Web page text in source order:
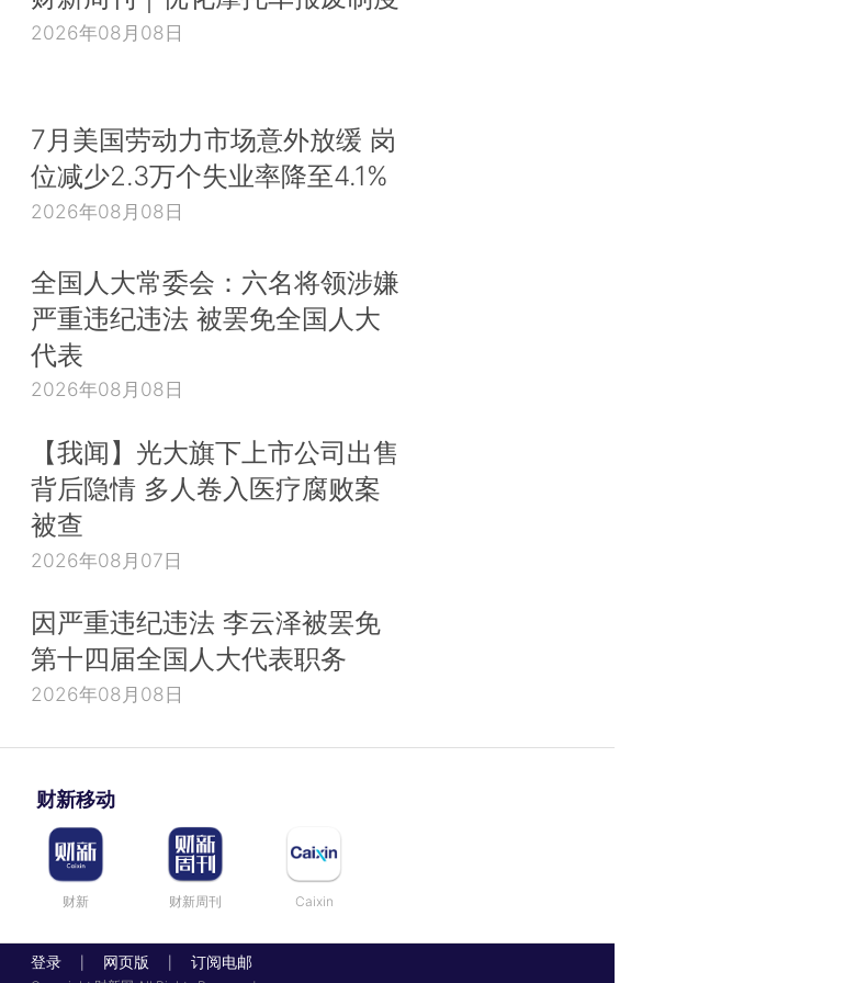
2026年08月08日
7月美国劳动力市场意外放缓 岗
位减少2.3万个失业率降至4.1%
2026年08月08日
全国人大常委会：六名将领涉嫌
严重违纪违法 被罢免全国人大
代表
2026年08月08日
【我闻】光大旗下上市公司出售
背后隐情 多人卷入医疗腐败案
被查
2026年08月07日
因严重违纪违法 李云泽被罢免
第十四届全国人大代表职务
2026年08月08日
财新移动
财新 财新周刊 Caixin
登录 网页版 订阅电邮